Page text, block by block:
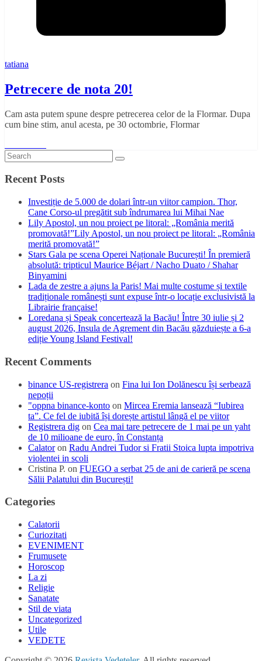
tatiana
Petrecere de nota 20!
Cam asta putem spune despre petrecerea celor de la Flormar. Dupa
cum bine stim, anul acesta, pe 30 octombrie, Flormar
Recent Posts
Investiție de 5.000 de dolari într-un viitor campion. Thor,
Cane Corso-ul pregătit sub îndrumarea lui Mihai Nae
Lily Apostol, un nou proiect pe litoral: „România merită
promovată!”Lily Apostol, un nou proiect pe litoral: „România
merită promovată!”
Stars Gala pe scena Operei Naționale București! În premieră
absolută: tripticul Maurice Béjart / Nacho Duato / Shahar
Binyamini
Lada de zestre a ajuns la Paris! Mai multe costume și textile
tradiționale românești sunt expuse într-o locație exclusivistă la
Librairie française!
Loredana și Speak concertează la Bacău! Între 30 iulie și 2
august 2026, Insula de Agrement din Bacău găzduiește a 6-a
ediție Young Island Festival!
Recent Comments
binance US-registrera on Fina lui Ion Dolănescu își serbează
nepoții
"oppna binance-konto on Mircea Eremia lansează “Iubirea
ta”. Ce fel de iubită își dorește artistul lângă el pe viitor
Registrera dig on Cea mai tare petrecere de 1 mai pe un yaht
de 10 milioane de euro, în Constanța
Calatoron Radu Andrei Tudor si Fratii Stoica lupta impotriva
violentei in scoli
Cristina P. on FUEGO a serbat 25 de ani de carieră pe scena
Sălii Palatului din București!
Categories
Calatorii
Curiozitati
EVENIMENT
Frumusete
Horoscop
La zi
Religie
Sanatate
Stil de viata
Uncategorized
Utile
VEDETE